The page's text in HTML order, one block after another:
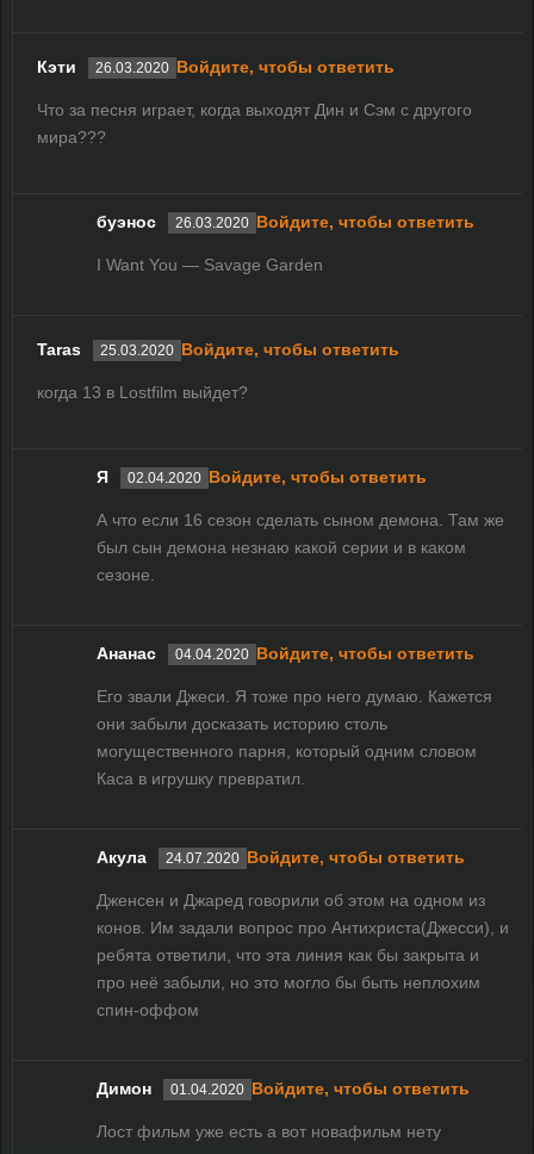
Кэти 26.03.2020 Войдите, чтобы ответить
Что за песня играет, когда выходят Дин и Сэм с другого
мира???
буэнос 26.03.2020 Войдите, чтобы ответить
I Want You — Savage Garden
Taras 25.03.2020 Войдите, чтобы ответить
когда 13 в Lostfilm выйдет?
Я 02.04.2020 Войдите, чтобы ответить
А что если 16 сезон сделать сыном демона. Там же
был сын демона незнаю какой серии и в каком
сезоне.
Ананас 04.04.2020 Войдите, чтобы ответить
Его звали Джеси. Я тоже про него думаю. Кажется
они забыли досказать историю столь
могущественного парня, который одним словом
Каса в игрушку превратил.
Акула 24.07.2020 Войдите, чтобы ответить
Дженсен и Джаред говорили об этом на одном из
конов. Им задали вопрос про Антихриста(Джесси), и
ребята ответили, что эта линия как бы закрыта и
про неё забыли, но это могло бы быть неплохим
спин-оффом
Димон 01.04.2020 Войдите, чтобы ответить
Лост фильм уже есть а вот новафильм нету